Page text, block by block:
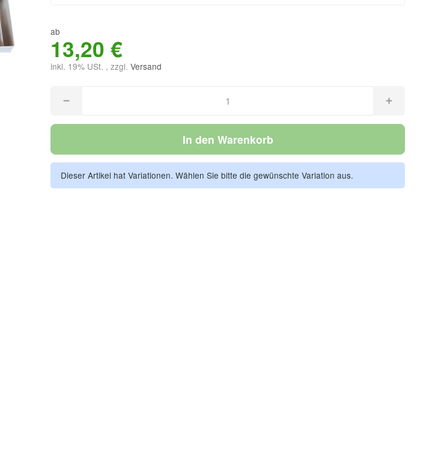
ab
13,20 €
inkl. 19% USt. , zzgl. Versand
In den Warenkorb
Dieser Artikel hat Variationen. Wählen Sie bitte die gewünschte Variation aus.